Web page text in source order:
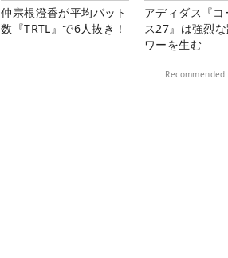
仲宗根澄香が平均パット
数『TRTL』で6人抜き！
アディダス『コ
ス27』は強烈
ワーを生む
Recommended